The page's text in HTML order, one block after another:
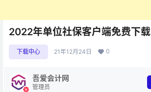
2022年单位社保客户端免费下载
下载中心 21年12月24日 0
吾爱会计网
管理员